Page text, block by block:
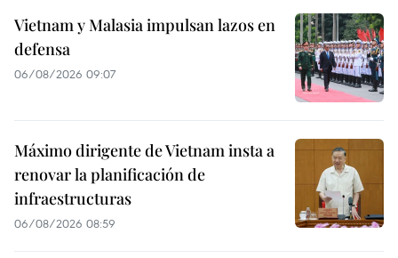
Vietnam y Malasia impulsan lazos en
defensa
06/08/2026 09:07
Máximo dirigente de Vietnam insta a
renovar la planificación de
infraestructuras
06/08/2026 08:59